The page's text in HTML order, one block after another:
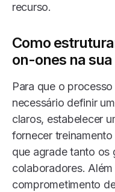
recurso.
Como
on-ones na
Para que o
necessário definir
claros, estabelecer
fornecer
que agrade tanto os
colaboradores.
comprometimento